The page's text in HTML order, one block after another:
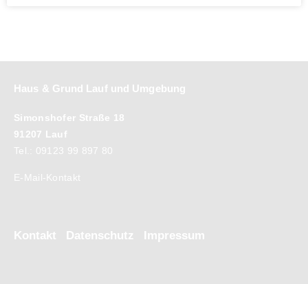
Haus & Grund Lauf und Umgebung
Simonshofer Straße 18
91207 Lauf
Tel.: 09123 99 897 80
E-Mail-Kontakt
Kontakt Datenschutz Impressum